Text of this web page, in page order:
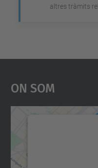
altres tràmits
On Som